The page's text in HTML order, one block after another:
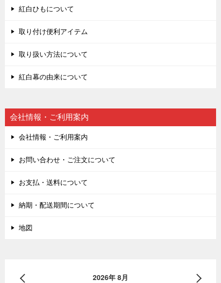
紅白ひもについて
取り付け便利アイテム
取り扱い方法について
紅白幕の由来について
会社情報・ご利用案内
会社情報・ご利用案内
お問い合わせ・ご注文について
お支払・送料について
納期・配送期間について
地図
2026年 8月